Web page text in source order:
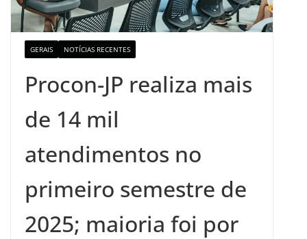
GERAIS NOTÍCIAS RECENTES
Procon-JP realiza mais
de 14 mil
atendimentos no
primeiro semestre de
2025; maioria foi por